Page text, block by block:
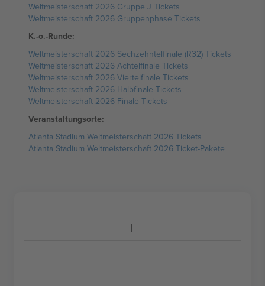
Weltmeisterschaft 2026 Gruppe J Tickets
Weltmeisterschaft 2026 Gruppenphase Tickets
K.-o.-Runde:
Weltmeisterschaft 2026 Sechzehntelfinale (R32) Tickets
Weltmeisterschaft 2026 Achtelfinale Tickets
Weltmeisterschaft 2026 Viertelfinale Tickets
Weltmeisterschaft 2026 Halbfinale Tickets
Weltmeisterschaft 2026 Finale Tickets
Veranstaltungsorte:
Atlanta Stadium Weltmeisterschaft 2026 Tickets
Atlanta Stadium Weltmeisterschaft 2026 Ticket-Pakete